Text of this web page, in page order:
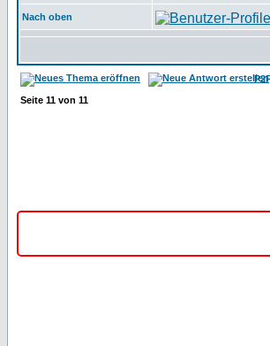
Nach oben
Seite 11 von 11